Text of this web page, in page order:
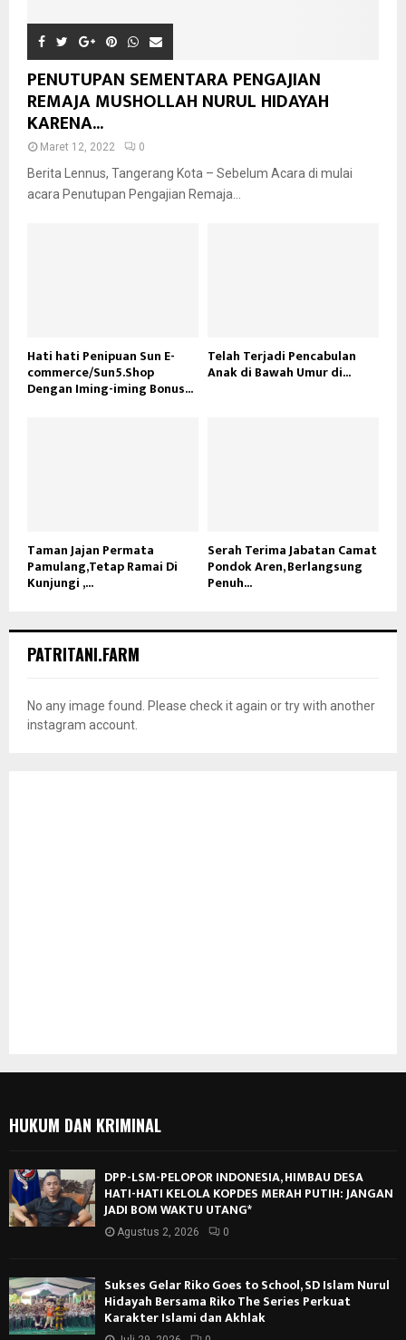
PENUTUPAN SEMENTARA PENGAJIAN
REMAJA MUSHOLLAH NURUL HIDAYAH
KARENA...
Maret 12, 2022 0
Berita Lennus, Tangerang Kota – Sebelum Acara di mulai
acara Penutupan Pengajian Remaja...
Hati hati Penipuan Sun E-
commerce/Sun5.Shop
Dengan Iming-iming Bonus...
Telah Terjadi Pencabulan
Anak di Bawah Umur di...
Taman Jajan Permata
Pamulang,Tetap Ramai Di
Kunjungi ,...
Serah Terima Jabatan Camat
Pondok Aren, Berlangsung
Penuh...
PATRITANI.FARM
No any image found. Please check it again or try with another
instagram account.
HUKUM DAN KRIMINAL
DPP-LSM-PELOPOR INDONESIA, HIMBAU DESA
HATI-HATI KELOLA KOPDES MERAH PUTIH: JANGAN
JADI BOM WAKTU UTANG*
Agustus 2, 2026 0
Sukses Gelar Riko Goes to School, SD Islam Nurul
Hidayah Bersama Riko The Series Perkuat
Karakter Islami dan Akhlak